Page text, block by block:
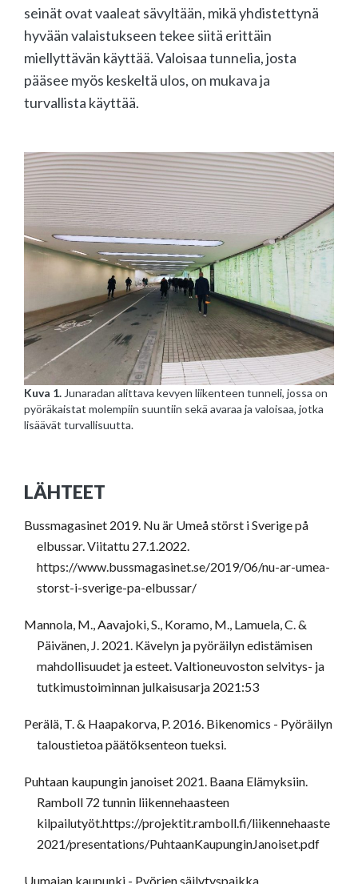
seinät ovat vaaleat sävyltään, mikä yhdistettynä
hyvään valaistukseen tekee siitä erittäin
miellyttävän käyttää. Valoisaa tunnelia, josta
pääsee myös keskeltä ulos, on mukava ja
turvallista käyttää.
Kuva 1. Junaradan alittava kevyen liikenteen tunneli, jossa on
pyöräkaistat molempiin suuntiin sekä avaraa ja valoisaa, jotka
lisäävät turvallisuutta.
LÄHTEET
Bussmagasinet 2019. Nu är Umeå störst i Sverige på
elbussar. Viitattu 27.1.2022.
https://www.bussmagasinet.se/2019/06/nu-ar-umea-
storst-i-sverige-pa-elbussar/
Mannola, M., Aavajoki, S., Koramo, M., Lamuela, C. &
Päivänen, J. 2021. Kävelyn ja pyöräilyn edistämisen
mahdollisuudet ja esteet. Valtioneuvoston selvitys- ja
tutkimustoiminnan julkaisusarja 2021:53
Perälä, T. & Haapakorva, P. 2016. Bikenomics - Pyöräilyn
taloustietoa päätöksenteon tueksi.
Puhtaan kaupungin janoiset 2021. Baana Elämyksiin.
Ramboll 72 tunnin liikennehaasteen
kilpailutyöt.https://projektit.ramboll.fi/liikennehaaste
2021/presentations/PuhtaanKaupunginJanoiset.pdf
Uumajan kaupunki - Pyörien säilytyspaikka